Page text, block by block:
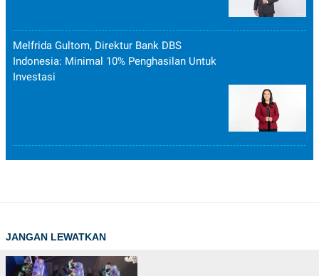
Melfrida Gultom, Direktur Bank DBS
Indonesia: Minimal 10% Penghasilan Untuk
Investasi
JANGAN LEWATKAN